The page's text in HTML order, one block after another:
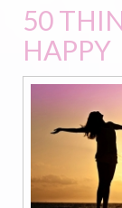
50
HAPPY